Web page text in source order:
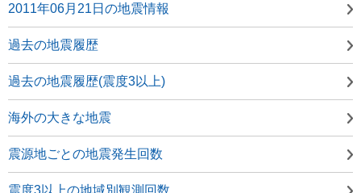
2011年06月21日の地震情報
過去の地震履歴
過去の地震履歴(震度3以上)
海外の大きな地震
震源地ごとの地震発生回数
震度3以上の地域別観測回数